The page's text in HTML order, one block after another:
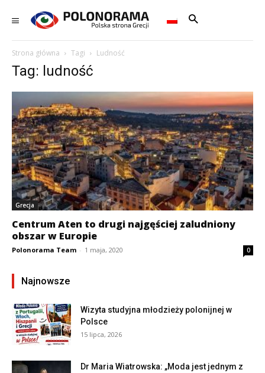
Strona główna Tagi Ludność
Tag: ludność
Grecja
Centrum Aten to drugi najgęściej zaludniony
obszar w Europie
Polonorama Team - 1 maja, 2020 0
Najnowsze
Wizyta studyjna młodzieży polonijnej w
Polsce
15 lipca, 2026
Dr Maria Wiatrowska: „Moda jest jednym z